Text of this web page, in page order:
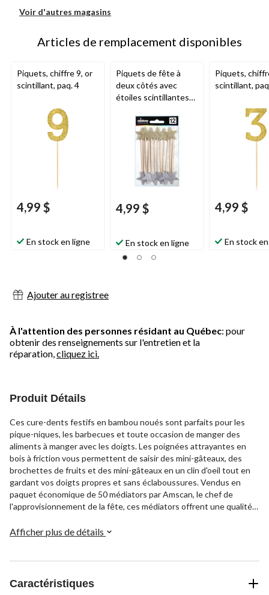
Voir d'autres magasins
Articles de remplacement disponibles
Piquets, chiffre 9, or
scintillant, paq. 4
4,99 $
En stock en ligne
Piquets de fête à
deux côtés avec
étoiles scintillantes
paq. 12
4,99 $
En stock en ligne
Piquets,
scintillant,
4,99 $
En stock
Ajouter au registree
À l'attention des personnes résidant au Québec: pour
obtenir des renseignements sur l'entretien et la
réparation, cliquez ici.
Produit Détails
Ces cure-dents festifs en bambou noués sont parfaits pour les
pique-niques, les barbecues et toute occasion de manger des
aliments à manger avec les doigts. Les poignées attrayantes en
bois à friction vous permettent de saisir des mini-gâteaux, des
brochettes de fruits et des mini-gâteaux en un clin d'oeil tout en
gardant vos doigts propres et sans éclaboussures. Vendus en
paquet économique de 50 médiators par Amscan, le chef de
l'approvisionnement de la fête, ces médiators offrent une qualité
tout ce dont ils ont besoin pour profiter des fêtes avec facilité.
Afficher plus de détails
Caractéristiques